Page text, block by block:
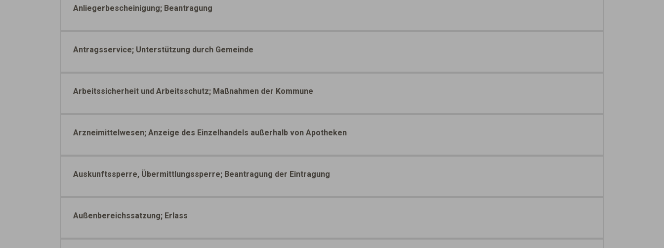
Anliegerbescheinigung; Beantragung
Antragsservice; Unterstützung durch Gemeinde
Arbeitssicherheit und Arbeitsschutz; Maßnahmen der Kommune
Arzneimittelwesen; Anzeige des Einzelhandels außerhalb von Apotheken
Auskunftssperre, Übermittlungssperre; Beantragung der Eintragung
Außenbereichssatzung; Erlass